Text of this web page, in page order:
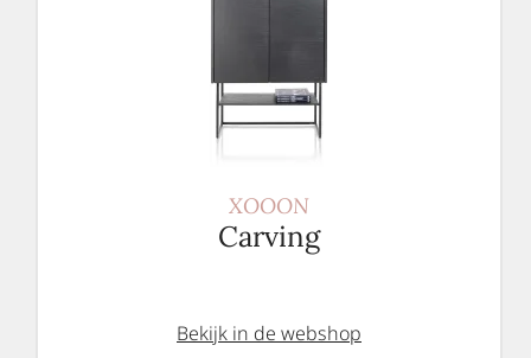
XOOON
Carving
Bekijk in de webshop